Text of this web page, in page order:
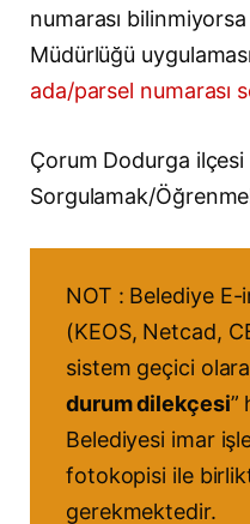
numarası
Müdürlüğü
ada/parsel numarası
Çorum Dodurga
Sorgulamak/
NOT : Belediye E-
(KEOS, Netcad,
sistem geçici
durum dilekçesi”
Belediyesi imar
fotokopisi ile
gerekmektedir.